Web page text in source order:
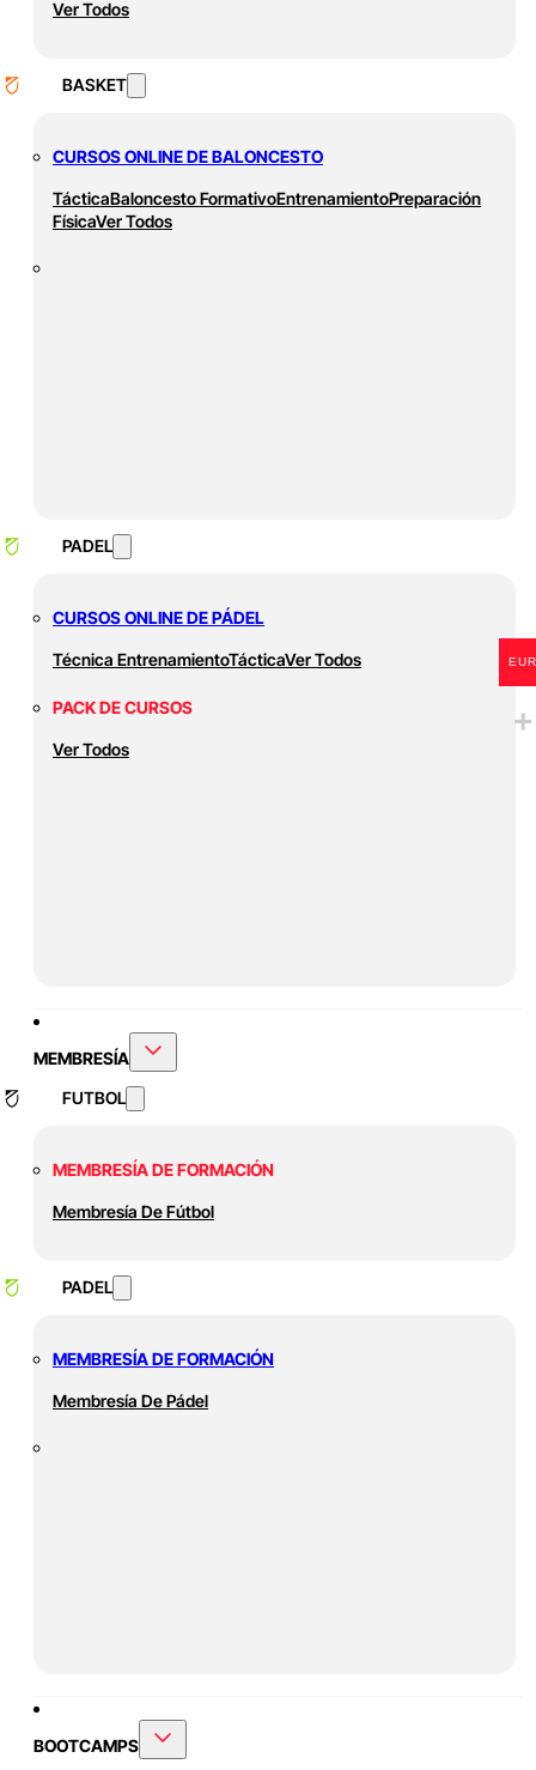
Ver Todos
BASKET
CURSOS ONLINE DE BALONCESTO
TácticaBaloncesto FormativoEntrenamientoPreparación
FísicaVer Todos
PADEL
CURSOS ONLINE DE PÁDEL
Técnica EntrenamientoTácticaVer Todos
PACK DE CURSOS
Ver Todos
MEMBRESÍA
FUTBOL
MEMBRESÍA DE FORMACIÓN
Membresía De Fútbol
PADEL
MEMBRESÍA DE FORMACIÓN
Membresía De Pádel
BOOTCAMPS
EUR